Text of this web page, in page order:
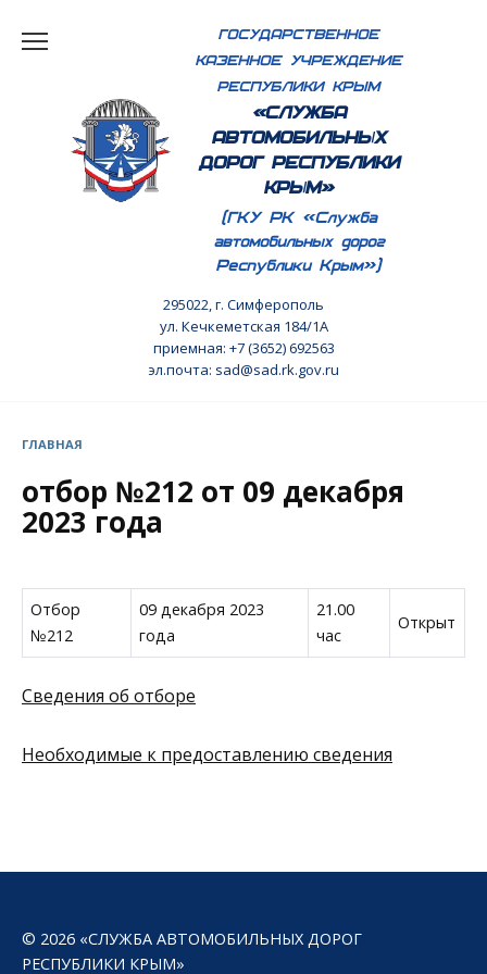
ГОСУДАРСТВЕННОЕ
КАЗЕННОЕ УЧРЕЖДЕНИЕ
РЕСПУБЛИКИ КРЫМ
«СЛУЖБА
АВТОМОБИЛЬНЫХ
ДОРОГ РЕСПУБЛИКИ
КРЫМ»
(ГКУ РК «Служба
автомобильных дорог
Республики Крым»)
295022, г. Симферополь
ул. Кечкеметская 184/1А
приемная: +7 (3652) 692563
эл.почта: sad@sad.rk.gov.ru
ГЛАВНАЯ
отбор №212 от 09 декабря
2023 года
Отбор
№212
09 декабря 2023
года
21.00
час
Открыт
Сведения об отборе
Необходимые к предоставлению сведения
© 2026 «СЛУЖБА АВТОМОБИЛЬНЫХ ДОРОГ
РЕСПУБЛИКИ КРЫМ»